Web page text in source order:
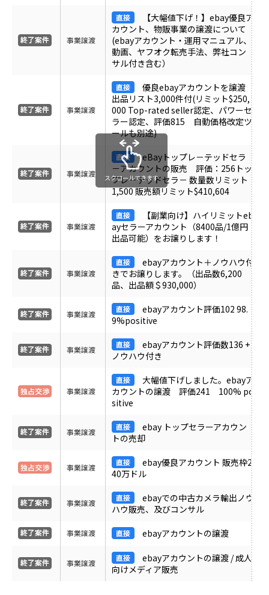
事業譲渡
【大幅値下げ！】ebay優良ア
カウント、物販事業の譲渡について
(ebayアカウント・運用マニュアル、
動画、ヤフオク転売手法、弊社コン
サル付き含む）
事業譲渡
優良ebayアカウントを譲渡
出品リスト3,000件付(リミット$250,
000 Top-rated seller認定、パワーセ
ラー認定、評価815 自動価格改定ツ
ールも別途)
事業譲渡
eBayトップレ－テッドセラ
－アカウントの販売 評価：256トッ
プレ－テッドセラ－ 数量数リミット
1,500 販売額リミット$410,604
事業譲渡
【副業向け】ハイリミットeb
ayセラーアカウント（8400品/1億円
出品可能）をお譲りします！
事業譲渡
ebayアカウント＋ノウハウ付
きでお譲りします。（出品数6,200
品、出品額＄930,000）
事業譲渡
ebayアカウント評価102 98.
9%positive
事業譲渡
ebayアカウント評価数136 +
ノウハウ付き
事業譲渡
大幅値下げしました。ebayア
カウントの譲渡 評価241 100% po
sitive
事業譲渡
ebay トップセラーアカウン
トの売却
事業譲渡
ebay優良アカウント 販売枠2
40万ドル
事業譲渡
ebayでの中古カメラ輸出ノウ
ハウ販売、及びコンサル
事業譲渡 ebayアカウントの譲渡
事業譲渡
ebayアカウントの譲渡 / 成人
向けメディア販売
スクロールできます